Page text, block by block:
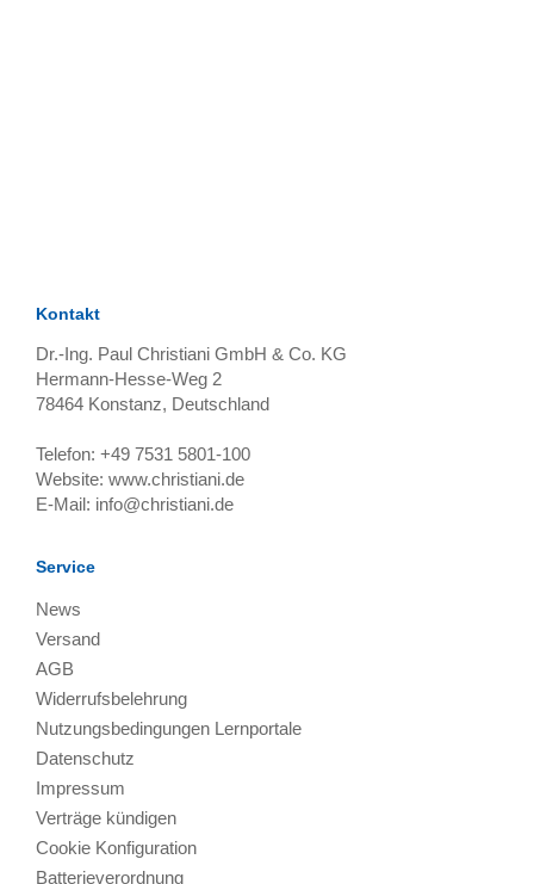
Kontakt
Dr.-Ing. Paul Christiani GmbH & Co. KG
Hermann-Hesse-Weg 2
78464 Konstanz, Deutschland
Telefon: +49 7531 5801-100
Website: www.christiani.de
E-Mail: info@christiani.de
Service
News
Versand
AGB
Widerrufsbelehrung
Nutzungsbedingungen Lernportale
Datenschutz
Impressum
Verträge kündigen
Cookie Konfiguration
Batterieverordnung